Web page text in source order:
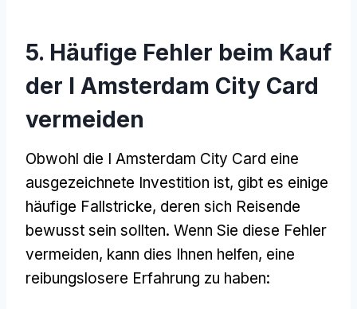
5. Häufige Fehler beim Kauf
der I Amsterdam City Card
vermeiden
Obwohl die I Amsterdam City Card eine
ausgezeichnete Investition ist, gibt es einige
häufige Fallstricke, deren sich Reisende
bewusst sein sollten. Wenn Sie diese Fehler
vermeiden, kann dies Ihnen helfen, eine
reibungslosere Erfahrung zu haben: